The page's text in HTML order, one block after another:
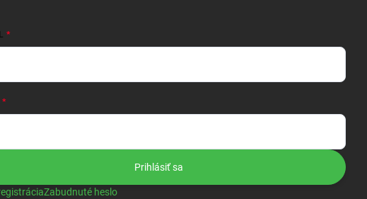
Prihlásiť sa
Zabudnuté heslo